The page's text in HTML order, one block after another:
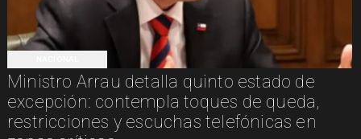
Ministro Arrau detalla quinto estado de
excepción: contempla toques de queda,
restricciones y escuchas telefónicas en